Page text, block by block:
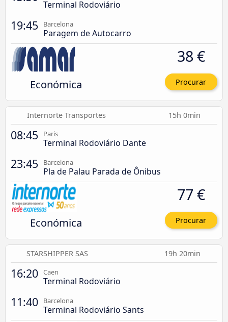
Terminal Rodoviário
19:45 Barcelona
Paragem de Autocarro
Económica
38 €
Procurar
Internorte Transportes 15h 0min
08:45 Paris
Terminal Rodoviário Dante
23:45 Barcelona
Pla de Palau Parada de Ônibus
Económica
77 €
Procurar
STARSHIPPER SAS 19h 20min
16:20 Caen
Terminal Rodoviário
11:40 Barcelona
Terminal Rodoviário Sants